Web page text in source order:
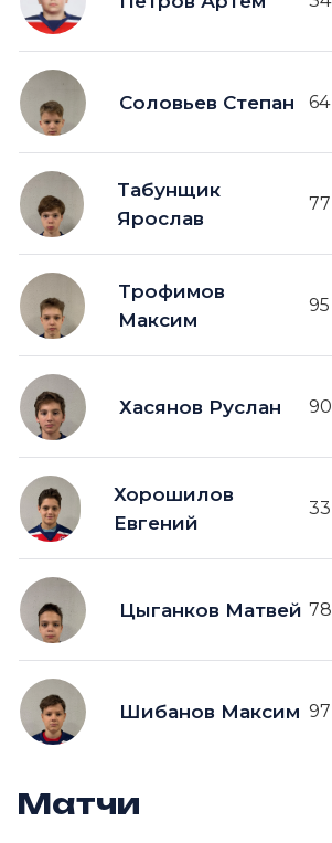
Соловьев Степан 64
Табунщик
Ярослав
77
Трофимов
Максим
95
Хасянов Руслан 90
Хорошилов
Евгений
33
Цыганков Матвей 78
Шибанов Максим 97
Матчи